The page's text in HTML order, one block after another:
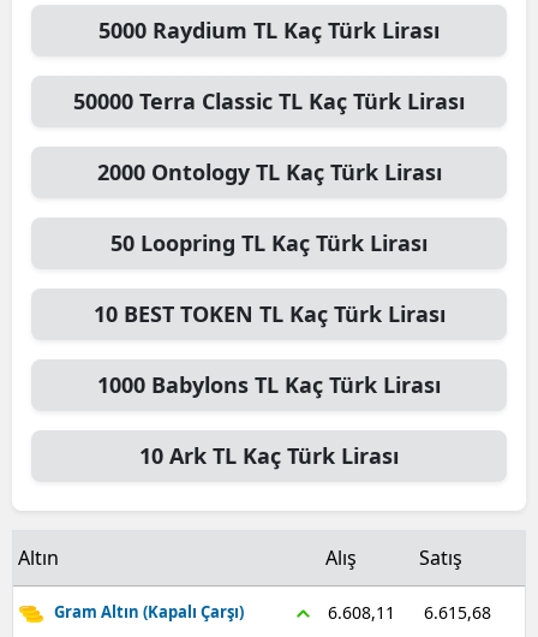
Konya
Malatya
Manisa
Kahramanmaraş
Mardin
Muş
Nevşehir
Niğde
Sakarya
5000 Raydium TL Kaç Türk Lirası
50000 Terra Classic TL Kaç Türk Lirası
2000 Ontology TLKaç Türk Lirası
50 Loopring TL Kaç Türk Lirası
10 BEST TOKEN TLKaç Türk Lirası
1000 Babylons TL Kaç Türk Lirası
10 Ark TL Kaç Türk Lirası
Altın Alış Satış
Gram Altın (Kapalı Çarşı) 6.608,11 6.615,68